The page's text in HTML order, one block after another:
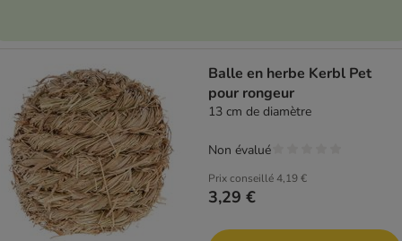
Balle en herbe Kerbl Pet
pour rongeur
13 cm de diamètre
Prix conseillé4,19 €
3,29 €
Non évalué